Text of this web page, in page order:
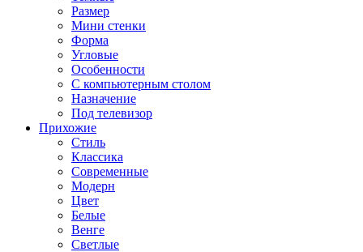
Размер
Мини стенки
Форма
Угловые
Особенности
С компьютерным столом
Назначение
Под телевизор
Прихожие
Стиль
Классика
Современные
Модерн
Цвет
Белые
Венге
Светлые